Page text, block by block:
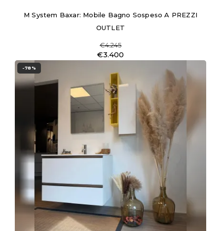
M System Baxar: Mobile Bagno Sospeso A PREZZI
OUTLET
€4.245
€3.400
-78%